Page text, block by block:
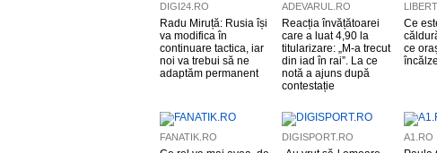
DIGI24.RO
Radu Miruță: Rusia își
va modifica în
continuare tactica, iar
noi va trebui să ne
adaptăm permanent
ADEVARUL.RO
Reacția învățătoarei
care a luat 4,90 la
titularizare: „M-a trecut
din iad în rai”. La ce
notă a ajuns după
contestație
Ce
ce
FANATIK.RO DIGISPORT.RO A1.RO